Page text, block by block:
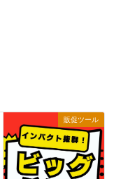
販促ツール